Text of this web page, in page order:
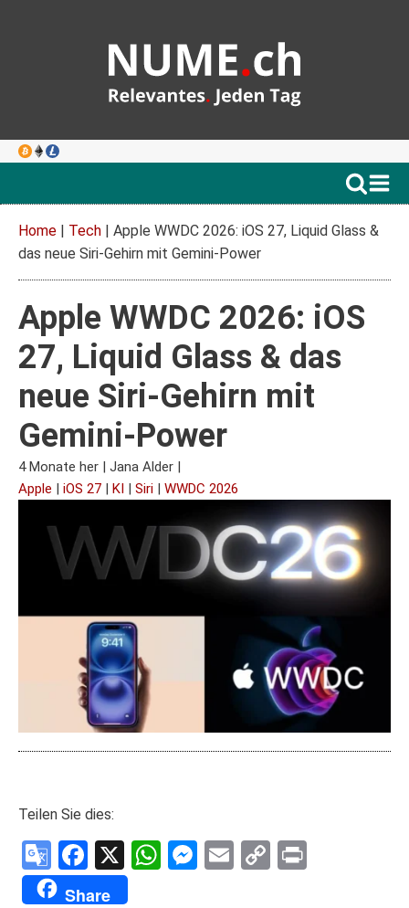
Home | Tech | Apple WWDC 2026: iOS 27, Liquid Glass &
das neue Siri-Gehirn mit Gemini-Power
Apple WWDC 2026: iOS
27, Liquid Glass & das
neue Siri-Gehirn mit
Gemini-Power
4 Monate her | Jana Alder |
Apple | iOS 27 | KI | Siri | WWDC 2026
Teilen Sie dies:
Google
Translate
Facebook
X WhatsApp
Messenger
Email
Copy
Share